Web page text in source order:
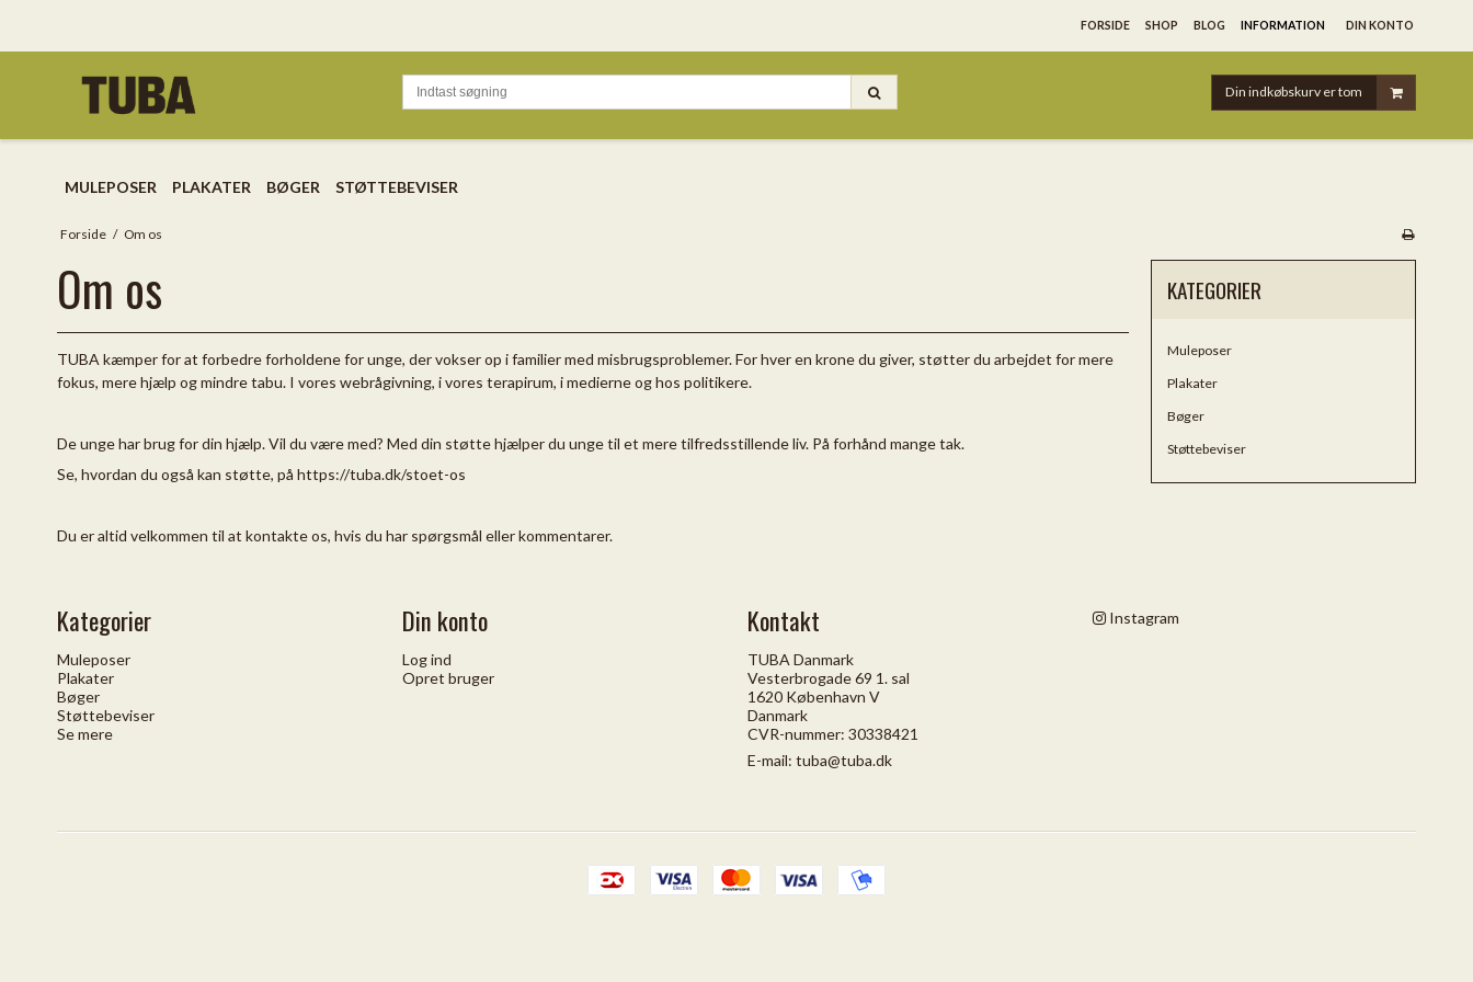
FORSIDE SHOP BLOG INFORMATION DIN KONTO
Din indkøbskurv er tom
MULEPOSER PLAKATER BØGER STØTTEBEVISER
Forside / Om os
Om os
TUBA kæmper for at forbedre forholdene for unge, der vokser op i familier med misbrugsproblemer. For hver en krone du giver, støtter du arbejdet for mere
fokus, mere hjælp og mindre tabu. I vores webrågivning, i vores terapirum, i medierne og hos politikere.
De unge har brug for din hjælp. Vil du være med? Med din støtte hjælper du unge til et mere tilfredsstillende liv. På forhånd mange tak.
Se, hvordan du også kan støtte, på https://tuba.dk/stoet-os
Du er altid velkommen til at kontakte os, hvis du har spørgsmål eller kommentarer.
KATEGORIER
Muleposer
Plakater
Bøger
Støttebeviser
Kategorier
Muleposer
Plakater
Bøger
Støttebeviser
Se mere
Din konto
Log ind
Opret bruger
Kontakt
TUBA Danmark
Vesterbrogade 69 1. sal
1620 København V
Danmark
CVR-nummer: 30338421
E-mail: tuba@tuba.dk
Instagram